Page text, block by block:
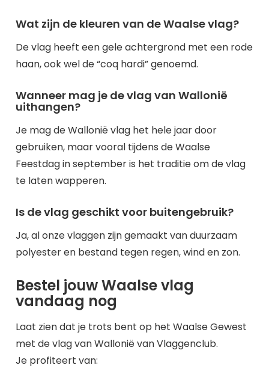
Wat zijn de kleuren van de Waalse vlag?
De vlag heeft een gele achtergrond met een rode
haan, ook wel de “coq hardi” genoemd.
Wanneer mag je de vlag van Wallonië
uithangen?
Je mag de Wallonië vlag het hele jaar door
gebruiken, maar vooral tijdens de Waalse
Feestdag in september is het traditie om de vlag
te laten wapperen.
Is de vlag geschikt voor buitengebruik?
Ja, al onze vlaggen zijn gemaakt van duurzaam
polyester en bestand tegen regen, wind en zon.
Bestel jouw Waalse vlag
vandaag nog
Laat zien dat je trots bent op het Waalse Gewest
met de vlag van Wallonië van Vlaggenclub.
Je profiteert van: